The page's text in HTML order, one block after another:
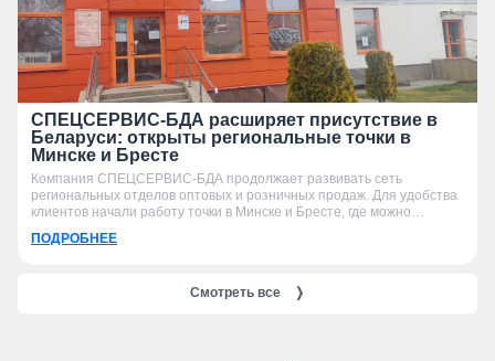
СПЕЦСЕРВИС-БДА расширяет присутствие в
Беларуси: открыты региональные точки в
Минске и Бресте
Компания СПЕЦСЕРВИС-БДА продолжает развивать сеть
региональных отделов оптовых и розничных продаж. Для удобства
клиентов начали работу точки в Минске и Бресте, где можно
ПОДРОБНЕЕ
Смотреть все ❭